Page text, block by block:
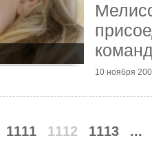
10 ноября
1111 1112 1113 ...